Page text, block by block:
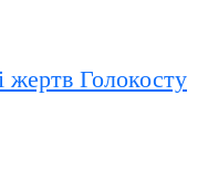
Голокосту